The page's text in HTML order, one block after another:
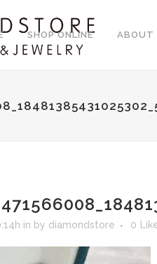
SHOP ONLINE ABOUT
in by diamondstore 0